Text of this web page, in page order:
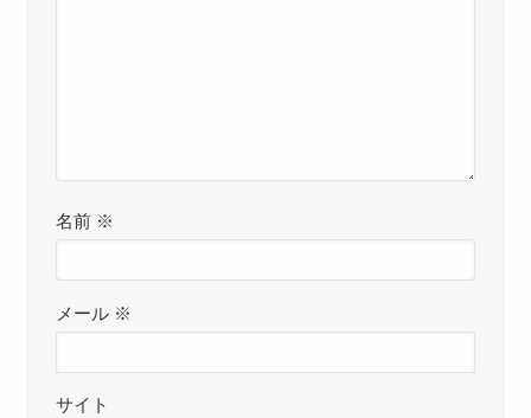
名前 ※
メール ※
サイト